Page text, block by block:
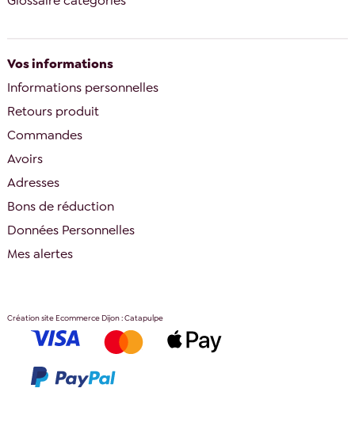
Vos informations
Informations personnelles
Retours produit
Commandes
Avoirs
Adresses
Bons de réduction
Données Personnelles
Mes alertes
Création site Ecommerce Dijon : Catapulpe